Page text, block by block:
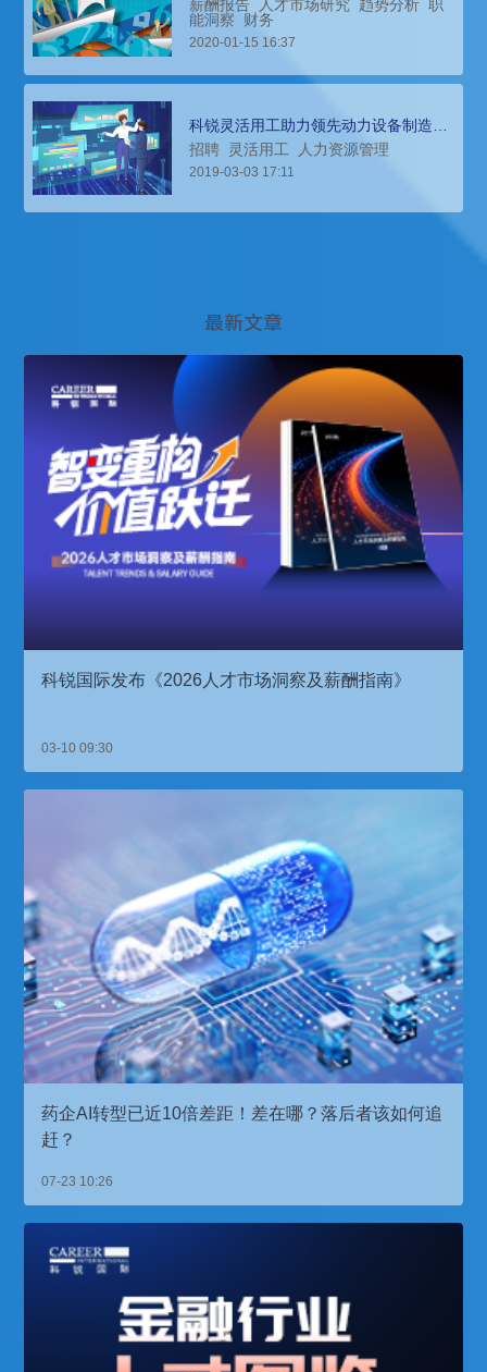
薪酬报告 人才市场研究 趋势分析 职
能洞察
财务
2020-01-15 16:37
科锐灵活用工助力领先动力设备制造商
建立财务共享中心
招聘 灵活用工 人力资源管理
2019-03-03 17:11
最新文章
科锐国际发布《2026人才市场洞察及薪酬指南》
03-10 09:30
药企AI转型已近10倍差距！差在哪？落后者该如何追
赶？
07-23 10:26